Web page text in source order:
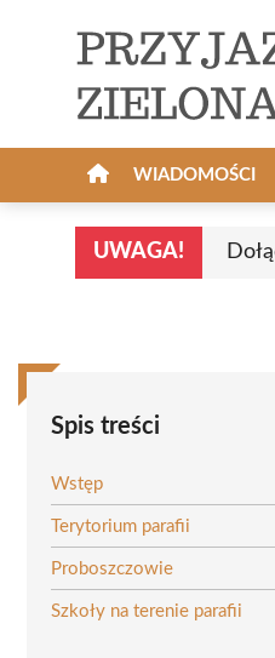
WIADOMOŚCI
UWAGA!
Spis treści
Wstęp
Terytorium parafii
Proboszczowie
Szkoły na terenie parafii